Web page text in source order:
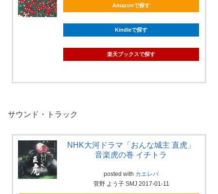
Amazonで探す
Kindleで探す
楽天ブックスで探す
サウンド・トラック
NHK大河ドラマ「おんな城主 直虎」
音楽虎の巻 イチトラ
posted with カエレバ
菅野 よう子 SMJ 2017-01-11